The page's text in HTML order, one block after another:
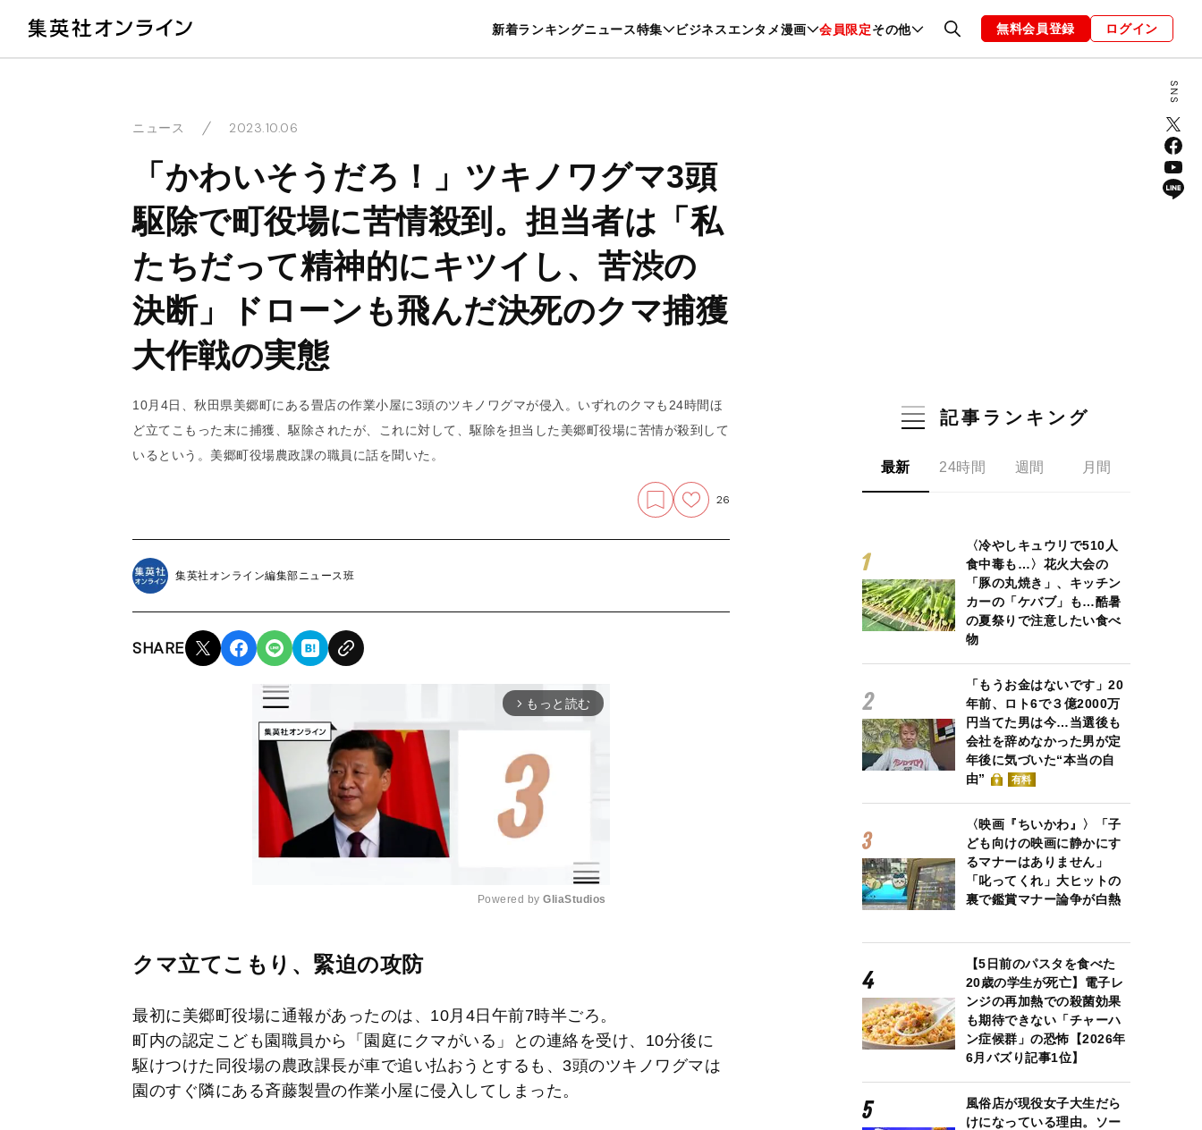
新着ランキングニュース特集 ビジネスエンタメ漫画 会員限定その他
暮らし スポーツ ヘルスケア 美容 グルメ ファッション 恋愛・結婚 編集部 お知らせ
無料会員登録 ログイン
ニュース 2023.10.06
「かわいそうだろ！」ツキノワグマ3頭
駆除で町役場に苦情殺到。担当者は「私
たちだって精神的にキツイし、苦渋の
決断」ドローンも飛んだ決死のクマ捕獲
大作戦の実態
10月4日、秋田県美郷町にある畳店の作業小屋に3頭のツキノワグマが侵入。いずれのクマも24時間ほ
ど立てこもった末に捕獲、駆除されたが、これに対して、駆除を担当した美郷町役場に苦情が殺到して
いるという。美郷町役場農政課の職員に話を聞いた。
26
集英社オンライン編集部ニュース班
SHARE
arrow_forward_ios もっと読む
e
Powered by GliaStudios
クマ立てこもり、緊迫の攻防
最初に美郷町役場に通報があったのは、10月4日午前7時半ごろ。
町内の認定こども園職員から「園庭にクマがいる」との連絡を受け、10分後に
駆けつけた同役場の農政課長が車で追い払おうとするも、3頭のツキノワグマは
園のすぐ隣にある斉藤製畳の作業小屋に侵入してしまった。
記事ランキング
最新 24時間 週間 月間
〈冷やしキュウリで510人
食中毒も…〉花火大会の
「豚の丸焼き」、キッチン
カーの「ケバブ」も…酷暑
の夏祭りで注意したい食べ
物
「もうお金はないです」20
年前、ロト6で３億2000万
円当てた男は今…当選後も
会社を辞めなかった男が定
年後に気づいた“本当の自
由”
有料
〈映画『ちいかわ』〉「子
ども向けの映画に静かにす
るマナーはありません」
「叱ってくれ」大ヒットの
裏で鑑賞マナー論争が白熱
【5日前のパスタを食べた
20歳の学生が死亡】電子レ
ンジの再加熱での殺菌効果
も期待できない「チャーハ
ン症候群」の恐怖【2026年
6月バズり記事1位】
風俗店が現役女子大生だら
けになっている理由。ソー